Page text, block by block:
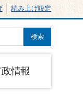
読み上げ設定
情報